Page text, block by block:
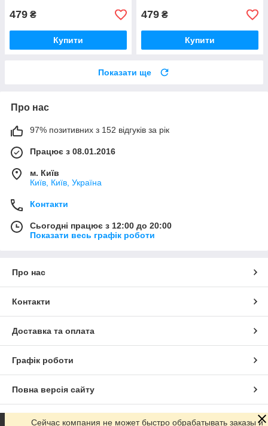
479 ₴
Купити
479 ₴
Купити
Показати ще
Про нас
97% позитивних з 152 відгуків за рік
Працює з 08.01.2016
м. Київ
Київ, Київ, Україна
Контакти
Сьогодні працює з 12:00 до 20:00
Показати весь графік роботи
Про нас
Контакти
Доставка та оплата
Графік роботи
Повна версія сайту
Сайт створено на маркетплейсі Prom.ua
Сейчас компания не может быстро обрабатывать заказы и